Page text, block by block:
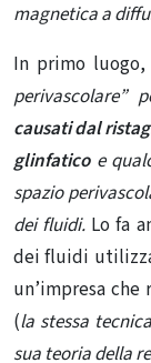
magnetica a
In primo
perivascolare”
causati dal
glinfaticoe
spazio
dei fluidi. Lo fa
dei fluidi
un’impresa
(la stessa
sua teoria della